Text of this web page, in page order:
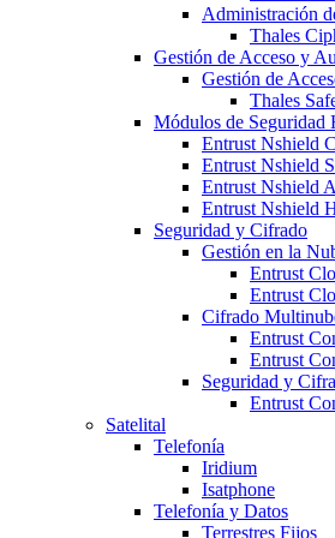
Administración
Thales
Gestión de Acceso y
Gestión de
Thales
Módulos de Seguridad
Entrust Nshield
Entrust Nshield
Entrust Nshield
Entrust Nshield
Seguridad y Cifrado
Gestión en la
Entrust
Entrust
Cifrado
Entrust
Entrust
Seguridad y
Entrust
Satelital
Telefonía
Iridium
Isatphone
Telefonía y Datos
Terrestres Fijos